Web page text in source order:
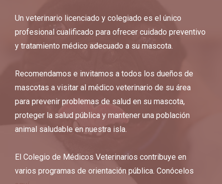
Un veterinario licenciado y colegiado es el único
profesional cualificado para ofrecer cuidado preventivo
y tratamiento médico adecuado a su mascota.
Recomendamos e invitamos a todos los dueños de
mascotas a visitar al médico veterinario de su área
para prevenir problemas de salud en su mascota,
proteger la salud pública y mantener una población
animal saludable en nuestra isla.
El Colegio de Médicos Veterinarios contribuye en
varios programas de orientación pública. Conócelos